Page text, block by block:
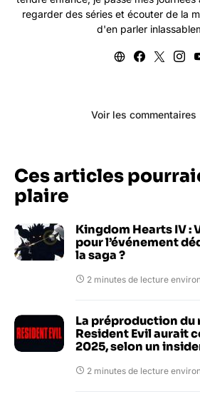
regarder des séries et écouter de la
d'en parler
Voir les commentaires
Ces articles
plaire
Kingdom Hearts IV :
pour l’événement
la saga ?
2 minutes de lecture environ
La préproduction du
Resident Evil aurait
2025, selon un
2 minutes de lecture environ